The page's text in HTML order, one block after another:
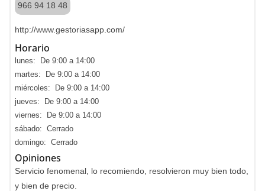
966 94 18 48
http://www.gestoriasapp.com/
Horario
lunes: De 9:00 a 14:00
martes: De 9:00 a 14:00
miércoles: De 9:00 a 14:00
jueves: De 9:00 a 14:00
viernes: De 9:00 a 14:00
sábado: Cerrado
domingo: Cerrado
Opiniones
Servicio fenomenal, lo recomiendo, resolvieron muy bien todo,
y bien de precio.